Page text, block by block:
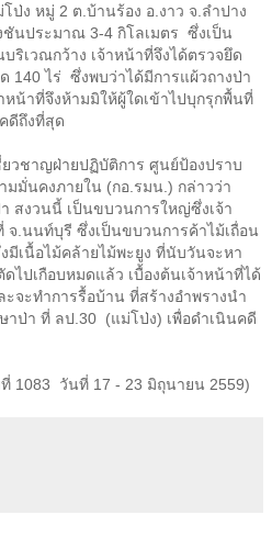
ป่ง หมู่ 2 ต.บ้านร้อง อ.งาว จ.ลำปาง
ชันประมาณ 3-4 กิโลเมตร ซึ่งเป็น
ริเวณกว้าง เจ้าหน้าที่จึงได้ตรวจยึด
ไร่ ซึ่งพบว่าได้มีการแผ้วถางป่า
น้าที่จึงห้ามมิให้ผู้ใดเข้าไปบุกรุกพื้นที่
ดีถึงที่สุด
ยวชาญฝ่ายปฏิบัติการ ศูนย์ป้องปราบ
มมั่นคงภายใน (กอ.รมน.) กล่าวว่า
สงวนนี้ เป็นขบวนการใหญ่ซึ่งเจ้า
.นนท์บุรี ซึ่งเป็นขบวนการค้าไม้เถื่อน
เนื้อไม้คล้ายไม้พะยูง ที่นับวันจะหา
ไปเกือบหมดแล้ว เบื้องต้นเจ้าหน้าที่ได้
จะทำการรื้อบ้าน ที่สร้างอำพรางนำ
าป่า ที่ ลป.30 (แม่โป่ง) เพื่อดำเนินคดี
1083 วันที่ 17 - 23 มิถุนายน 2559)